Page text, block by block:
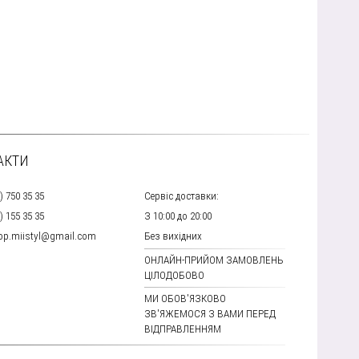
750 35 35
Сервіс доставки:
155 35 35
З 10:00 до 20:00
Без вихідних
ОНЛАЙН-ПРИЙОМ ЗАМОВЛЕНЬ
ЦІЛОДОБОВО
МИ ОБОВ'ЯЗКОВО
ЗВ'ЯЖЕМОСЯ З ВАМИ ПЕРЕД
ВІДПРАВЛЕННЯМ